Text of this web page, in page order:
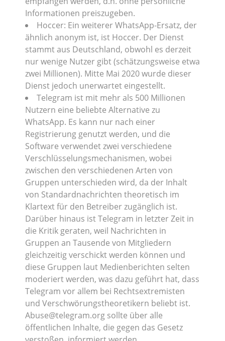
Informationen preiszugeben.
Hoccer: Ein weiterer WhatsApp-Ersatz, der
ähnlich anonym ist, ist Hoccer. Der Dienst
stammt aus Deutschland, obwohl es derzeit
nur wenige Nutzer gibt (schätzungsweise etwa
zwei Millionen). Mitte Mai 2020 wurde dieser
Dienst jedoch unerwartet eingestellt.
Telegram ist mit mehr als 500 Millionen
Nutzern eine beliebte Alternative zu
WhatsApp. Es kann nur nach einer
Registrierung genutzt werden, und die
Software verwendet zwei verschiedene
Verschlüsselungsmechanismen, wobei
zwischen den verschiedenen Arten von
Gruppen unterschieden wird, da der Inhalt
von Standardnachrichten theoretisch im
Klartext für den Betreiber zugänglich ist.
Darüber hinaus ist Telegram in letzter Zeit in
die Kritik geraten, weil Nachrichten in
Gruppen an Tausende von Mitgliedern
gleichzeitig verschickt werden können und
diese Gruppen laut Medienberichten selten
moderiert werden, was dazu geführt hat, dass
Telegram vor allem bei Rechtsextremisten
und Verschwörungstheoretikern beliebt ist.
Abuse@telegram.org sollte über alle
öffentlichen Inhalte, die gegen das Gesetz